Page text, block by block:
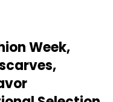
Week,